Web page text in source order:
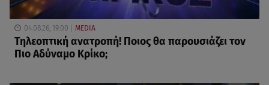
04.08.26, 19:00 MEDIA
Τηλεοπτική ανατροπή! Ποιος θα παρουσιάζει τον
Πιο Αδύναμο Κρίκο;